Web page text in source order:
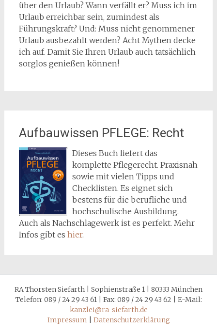
über den Urlaub? Wann verfällt er? Muss ich im
Urlaub erreichbar sein, zumindest als
Führungskraft? Und: Muss nicht genommener
Urlaub ausbezahlt werden? Acht Mythen decke
ich auf. Damit Sie Ihren Urlaub auch tatsächlich
sorglos genießen können!
Aufbauwissen PFLEGE: Recht
Dieses Buch liefert das
komplette Pflegerecht. Praxisnah
sowie mit vielen Tipps und
Checklisten. Es eignet sich
bestens für die berufliche und
hochschulische Ausbildung.
Auch als Nachschlagewerk ist es perfekt. Mehr
Infos gibt es hier.
RA Thorsten Siefarth | Sophienstraße 1 | 80333 München
Telefon: 089 / 24 29 43 61 | Fax: 089 / 24 29 43 62 | E-Mail:
kanzlei@ra-siefarth.de
Impressum
Datenschutzerklärung